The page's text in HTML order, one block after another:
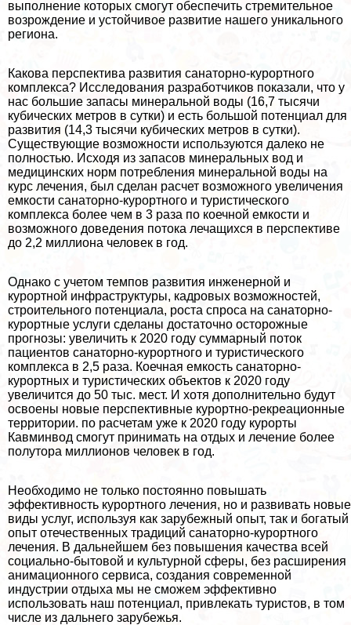
выполнение которых смогут обеспечить стремительное
возрождение и устойчивое развитие нашего уникального
региона.
Какова перспектива развития санаторно-курортного
комплекса? Исследования разработчиков показали, что у
нас большие запасы минеральной воды (16,7 тысячи
кубических метров в сутки) и есть большой потенциал для
развития (14,3 тысячи кубических метров в сутки).
Существующие возможности используются далеко не
полностью. Исходя из запасов минеральных вод и
медицинских норм потрeбления минеральной воды на
курс лечения, был сделан расчет возможного увеличения
емкости санаторно-курортного и туристического
комплекса более чем в 3 раза по коечной емкости и
возможного доведения потока лечащихся в перспективе
до 2,2 миллиона человек в год.
Однако с учетом темпов развития инженерной и
курортной инфраструктуры, кадровых возможностей,
строительного потенциала, роста спроса на санаторно-
курортные услуги сделаны достаточно осторожные
прогнозы: увеличить к 2020 году суммарный поток
пациентов санаторно-курортного и туристического
комплекса в 2,5 раза. Коечная емкость санаторно-
курортных и туристических объектов к 2020 году
увеличится до 50 тыс. мест. И хотя дополнительно будут
освоены новые перспективные курортно-рекреационные
территории. по расчетам уже к 2020 году курорты
Кавминвод смогут принимать на отдых и лечение более
полутора миллионов человек в год.
Необходимо не только постоянно повышать
эффективность курортного лечения, но и развивать новые
виды услуг, используя как зарубежный опыт, так и богатый
опыт отечественных традиций санаторно-курортного
лечения. В дальнейшем без повышения качества всей
социально-бытовой и культурной сферы, без расширения
анимационного сервиса, создания современной
индустрии отдыха мы не сможем эффективно
использовать наш потенциал, привлекать туристов, в том
числе из дальнего зарубежья.